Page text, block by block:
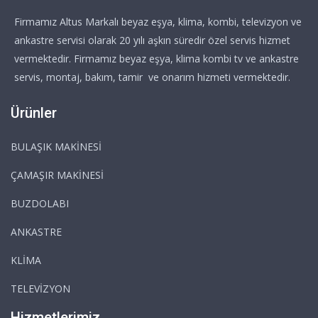
Firmamız Altus Markalı beyaz eşya, klima, kombi, televizyon ve
ankastre servisi olarak 20 yılı aşkın süredir özel servis hizmet
vermektedir. Firmamız beyaz eşya, klima kombi tv ve ankastre
servis, montaj, bakım, tamir ve onarım hizmeti vermektedir.
Ürünler
BULAŞIK MAKİNESİ
ÇAMAŞIR MAKİNESİ
BUZDOLABI
ANKASTRE
KLİMA
TELEVİZYON